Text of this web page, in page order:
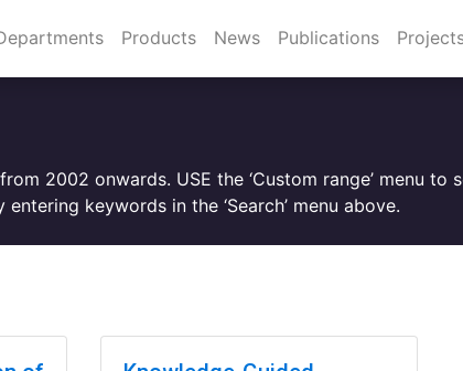
Products News Publications
2002 onwards. USE the ‘Custom range’ menu to
keywords in the ‘Search’ menu above.